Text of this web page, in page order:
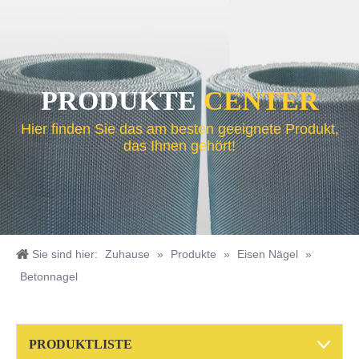
PRODUKTE CENTER
Hier finden Sie das am besten geeignete Produkt,
das Ihnen gehört!
Sie sind hier: Zuhause » Produkte » Eisen Nägel »
Betonnagel
PRODUKTLISTE
Geschweißtes Drahtgeflecht aus Edelstahl